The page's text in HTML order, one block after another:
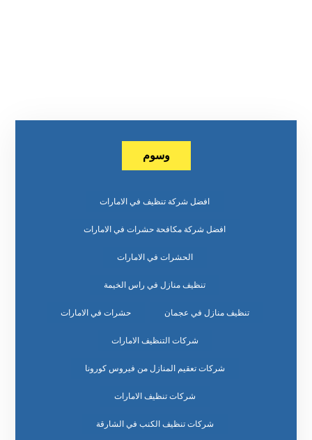
وسوم
افضل شركة تنظيف في الامارات
افضل شركة مكافحة حشرات في الامارات
الحشرات في الامارات
تنظيف منازل في راس الخيمة
تنظيف منازل في عجمان حشرات في الامارات
شركات التنظيف الامارات
شركات تعقيم المنازل من فيروس كورونا
شركات تنظيف الامارات
شركات تنظيف الكنب في الشارقة